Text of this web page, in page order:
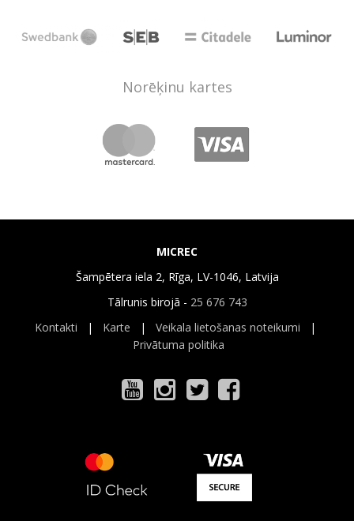
Norēķinu kartes
MICREC
Šampētera iela 2, Rīga, LV-1046, Latvija
Tālrunis birojā - 25 676 743
Kontakti | Karte | Veikala lietošanas noteikumi |
Privātuma politika